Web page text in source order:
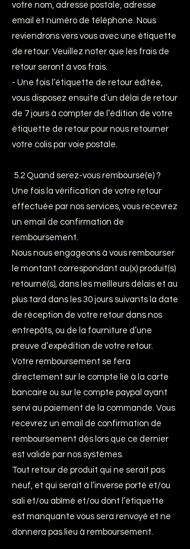
votre nom, adresse postale, adresse
email et numéro de téléphone. Nous
reviendrons vers vous avec une étiquette
de retour. Veuillez noter que les frais de
retour seront à vos frais.
- Une fois l’étiquette de retour éditée,
vous disposez ensuite d’un délai de retour
de 7 jours à compter de l’édition de votre
étiquette de retour pour nous retourner
votre colis par voie postale.
5.2 Quand serez-vous remboursé(e) ?
Une fois la vérification de votre retour
effectuée par nos services, vous recevrez
un email de confirmation de
remboursement.
Nous nous engageons à vous rembourser
le montant correspondant au(x) produit(s)
retourné(s), dans les meilleurs délais et au
plus tard dans les 30 jours suivants la date
de réception de votre retour dans nos
entrepôts, ou de la fourniture d’une
preuve d’expédition de votre retour.
Votre remboursement se fera
directement sur le compte lié à la carte
bancaire ou sur le compte paypal ayant
servi au paiement de la commande. Vous
recevrez un email de confirmation de
remboursement dès lors que ce dernier
est validé par nos systèmes.
Tout retour de produit qui ne serait pas
neuf, et qui serait à l’inverse porté et/ou
sali et/ou abîmé et/ou dont l’étiquette
est manquante vous sera renvoyé et ne
donnera pas lieu à remboursement.